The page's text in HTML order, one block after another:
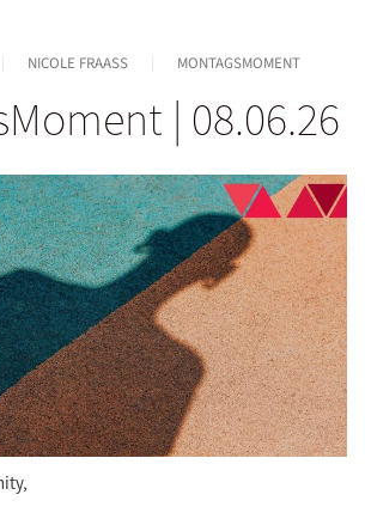
NICOLE FRAASS MONTAGSMOMENT
| 08.06.26